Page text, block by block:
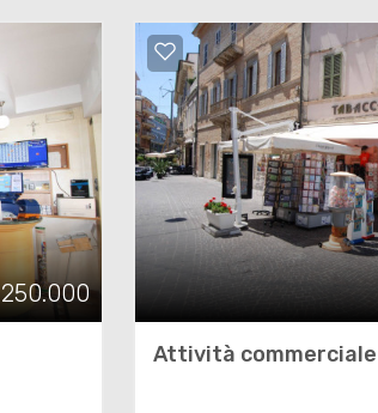
Attività commerciale